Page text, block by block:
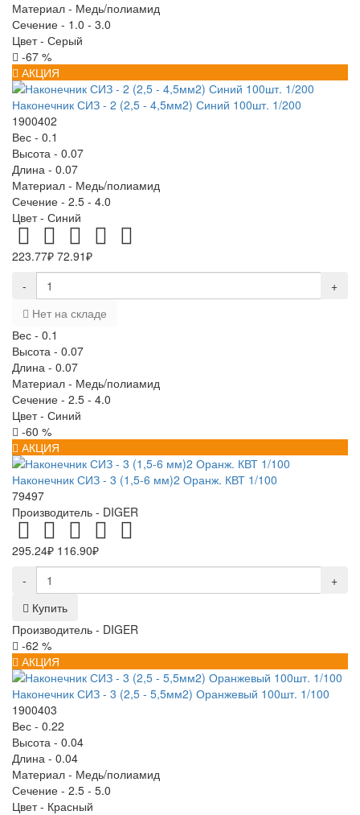
Материал - Медь/полиамид
Сечение - 1.0 - 3.0
Цвет - Серый
-67 %
АКЦИЯ
Наконечник СИЗ - 2 (2,5 - 4,5мм2) Синий 100шт. 1/200
1900402
Вес - 0.1
Высота - 0.07
Длина - 0.07
Материал - Медь/полиамид
Сечение - 2.5 - 4.0
Цвет - Синий
223.77₽ 72.91₽
-
+
Нет на складе
Вес - 0.1
Высота - 0.07
Длина - 0.07
Материал - Медь/полиамид
Сечение - 2.5 - 4.0
Цвет - Синий
-60 %
АКЦИЯ
Наконечник СИЗ - 3 (1,5-6 мм)2 Оранж. КВТ 1/100
79497
Производитель - DIGER
295.24₽ 116.90₽
-
+
Купить
Производитель - DIGER
-62 %
АКЦИЯ
Наконечник СИЗ - 3 (2,5 - 5,5мм2) Оранжевый 100шт. 1/100
1900403
Вес - 0.22
Высота - 0.04
Длина - 0.04
Материал - Медь/полиамид
Сечение - 2.5 - 5.0
Цвет - Красный